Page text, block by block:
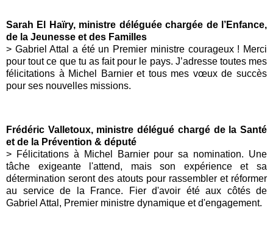
Sarah El Haïry, ministre déléguée chargée de l’Enfance,
de la Jeunesse et des Familles
> Gabriel Attal a été un Premier ministre courageux ! Merci
pour tout ce que tu as fait pour le pays. J’adresse toutes mes
félicitations à Michel Barnier et tous mes vœux de succès
pour ses nouvelles missions.
Frédéric Valletoux, ministre délégué chargé de la Santé
et de la Prévention & député
> Félicitations à Michel Barnier pour sa nomination. Une
tâche exigeante l'attend, mais son expérience et sa
détermination seront des atouts pour rassembler et réformer
au service de la France. Fier d'avoir été aux côtés de
Gabriel Attal, Premier ministre dynamique et d'engagement.